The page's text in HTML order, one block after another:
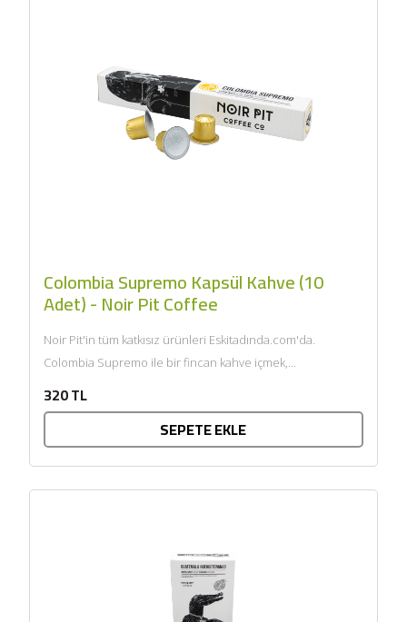
Colombia Supremo Kapsül Kahve (10
Adet) - Noir Pit Coffee
Noir Pit'in tüm katkısız ürünleri Eskitadında.com'da.
Colombia Supremo ile bir fincan kahve içmek,
320 TL
SEPETE EKLE